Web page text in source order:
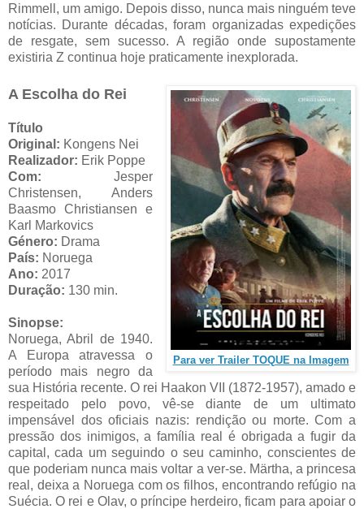
Rimmell, um amigo. Depois disso, nunca mais ninguém teve
notícias. Durante décadas, foram organizadas expedições
de resgate, sem sucesso. A região onde supostamente
existiria Z continua hoje praticamente inexplorada.
Para ver Trailer TOQUE na Imagem
A Escolha do Rei
Título
Original: Kongens Nei
Realizador: Erik Poppe
Com:Jesper
Christensen, Anders
Baasmo Christiansen e
Karl Markovics
Género: Drama
País: Noruega
Ano: 2017
Duração: 130 min.
Sinopse:
Noruega, Abril de 1940.
A Europa atravessa o
período mais negro da
sua História recente. O rei Haakon VII (1872-1957), amado e
respeitado pelo povo, vê-se diante de um ultimato
impensável dos oficiais nazis: rendição ou morte. Com a
pressão dos inimigos, a família real é obrigada a fugir da
capital, cada um seguindo o seu caminho, conscientes de
que poderiam nunca mais voltar a ver-se. Märtha, a princesa
real, deixa a Noruega com os filhos, encontrando refúgio na
Suécia. O rei e Olav, o príncipe herdeiro, ficam para apoiar o